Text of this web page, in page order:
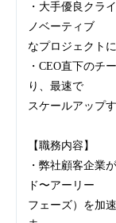
・大手優良クラ
ノベーティブ
なプロジェクト
・CEO直下のチ
り、最速で
スケールアップ
【職務内容】
・弊社顧客企業
ド〜アーリー
フェーズ）を加